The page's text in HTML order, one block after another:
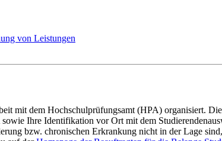
von Leistungen
mit dem Hochschulprüfungsamt (HPA) organisiert.
Ihre Identifikation vor Ort mit dem
bzw. chronischen Erkrankung nicht in der Lage